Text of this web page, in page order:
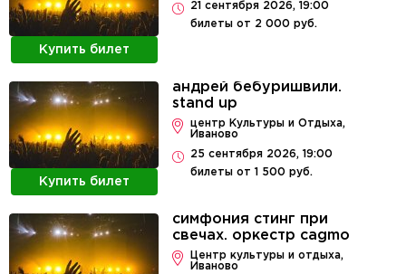
Купить билет
21 сентября 2026, 19:00
билеты от 2 000 руб.
Купить билет
андрей бебуришвили.
stand up
центр Культуры и Отдыха,
Иваново
25 сентября 2026, 19:00
билеты от 1 500 руб.
симфония стинг при
свечах. оркестр cagmo
Центр культуры и отдыха,
Иваново